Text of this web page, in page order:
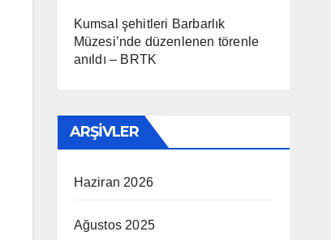
Kumsal şehitleri Barbarlık
Müzesi’nde düzenlenen törenle
anıldı – BRTK
ARŞIVLER
Haziran 2026
Ağustos 2025